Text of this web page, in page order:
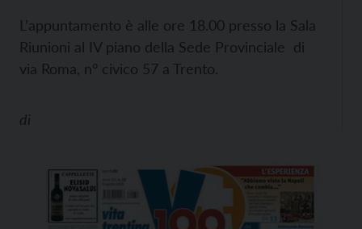
L’appuntamento è alle ore 18.00 presso la Sala
Riunioni al IV piano della Sede Provinciale di
via Roma, n° civico 57 a Trento.
di